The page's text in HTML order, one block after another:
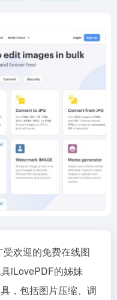
欢迎的免费在线图
iLovePDF的姊妹
，包括图片压缩、调